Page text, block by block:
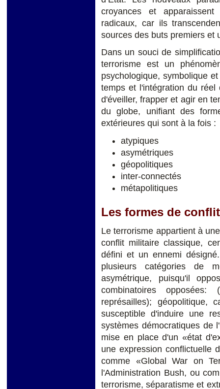
croyances et apparaissent
radicaux, car ils
sources des buts premiers et
Dans un souci de
terrorisme est un
psychologique, symbolique
temps et l'intégration du
d'éveiller, frapper et agir en
du globe, unifiant des
extérieures qui sont à la fois :
atypiques
asymétriques
géopolitiques
inter-connectés
métapolitiques
Les formes de
Le terrorisme appartient à
conflit militaire classique,
défini et un ennemi
plusieurs catégories de
asymétrique, puisqu'il
combinatoires opposées:
représailles);
susceptible d'induire une
systèmes démocratiques de
mise en place d'un «état
une expression conflictuelle
comme «Global War on
l'Administration Bush, ou
terrorisme, séparatisme et